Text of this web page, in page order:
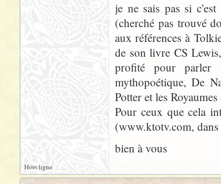
je ne sais pas si
(cherché pas trouvé
aux références à
de son livre CS
profité pour
mythopoétique, De
Potter et les
Pour ceux que cela
(www.ktotv.com,
bien à vous
Hors ligne